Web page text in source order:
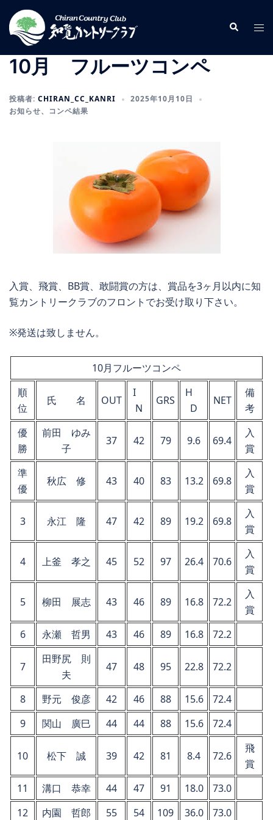
ン
検
索
ト
ル
10月 フルーツコンペ
投稿者: CHIRAN_CC_KANRI
2025年10月10日
お知らせ、 コンペ結果
入賞、飛賞、BB賞、敢闘賞の方は、賞品を3ヶ月以内に知
覧カントリークラブのフロントでお受け取り下さい。
※発送は致しません。
10月フルーツコンペ
順
位
氏 名 OUT
I
N
GRS
H
D
NET
備
考
優
勝
前田 ゆみ
子
37 42 79 9.6 69.4
入
賞
準
優
秋広 修 43 40 83 13.2 69.8
入
賞
3 永江 隆 47 42 89 19.2 69.8
入
賞
4 上釜 孝之 45 52 97 26.4 70.6
入
賞
5 柳田 展志 43 46 89 16.8 72.2
入
賞
6
永瀬 哲男 43 46 89 16.8 72.2
7
田野尻 則
夫
47 48 95 22.8 72.2
8 野元 俊彦 42 46 88 15.6
72.4
9
関山 廣巳 44 44 88 15.6 72.4
10 松下 誠 39 42 81 8.4 72.6
飛
賞
11
溝口 恭幸 44 47 91 18.0
73.0
12
内園 哲郎 55 54 109 36.0
73.0